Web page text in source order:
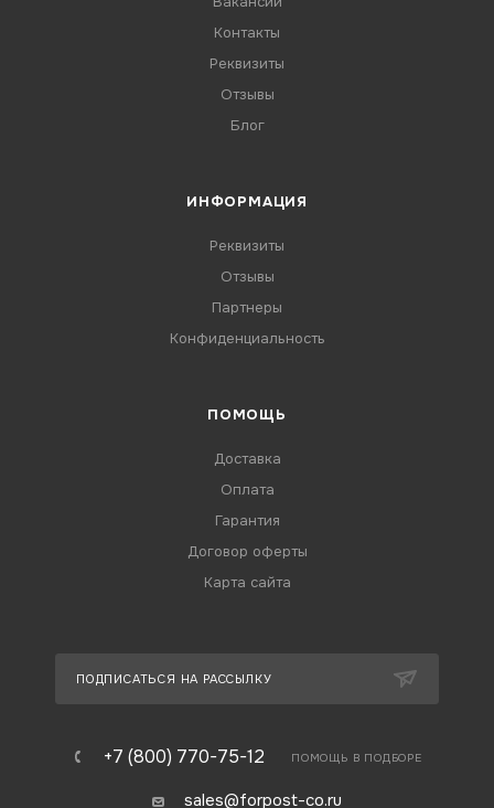
Контакты
Реквизиты
Отзывы
Блог
ИНФОРМАЦИЯ
Реквизиты
Отзывы
Партнеры
Конфиденциальность
ПОМОЩЬ
Доставка
Оплата
Гарантия
Договор оферты
Карта сайта
ПОДПИСАТЬСЯ НА РАССЫЛКУ
+7 (800) 770-75-12 ПОМОЩЬ В ПОДБОРЕ
sales@forpost-co.ru